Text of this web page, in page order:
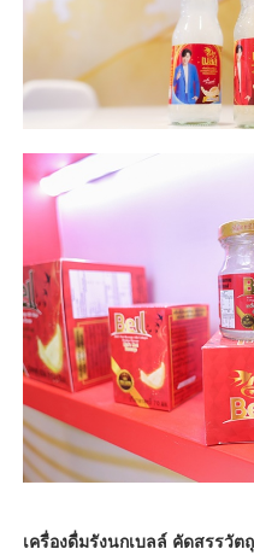
เครื่องดื่มรังนกเบลล์ คัดสรรวั